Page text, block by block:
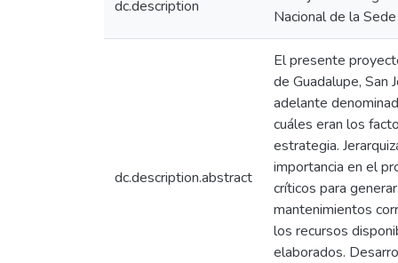
dc.description
Nacional de la
dc.description.abstract
El presente
de Guadalupe, San
adelante
cuáles eran los
estrategia.
importancia en el
críticos para
mantenimientos
los recursos
elaborados.